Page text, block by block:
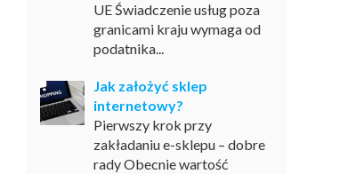
UE Świadczenie usług poza
granicami kraju wymaga od
podatnika...
Jak założyć sklep
internetowy?
Pierwszy krok przy
zakładaniu e-sklepu – dobre
rady Obecnie wartość